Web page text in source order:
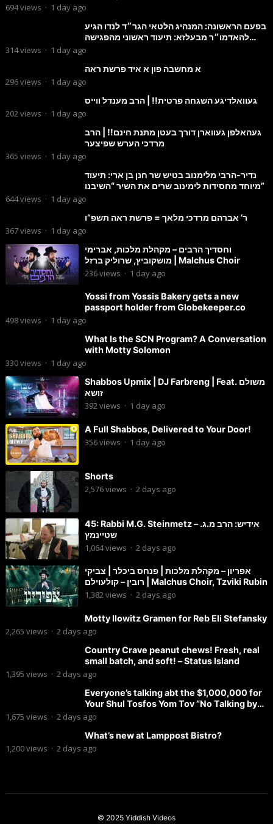
694views · 1 day ago
בפעם הראשונה: המנהיג הלטאי הגר״ד לנדו הגיע
להאדמו״ר מבעלזא: תיעוד ראשוני מהפגישה
הנדירה
314views · 1 day ago
א מחשבה פון א איד פרשת ראה
296views · 1 day ago
געוואלדיגע השגחה פרטית!! | הרב מענדל ווייס
202views · 1 day ago
געהאלפן געווארן דורך בעטן מתנת חינם!! | הרב
מרדכי הערש שפיצער
365 views · 1 day ago
נדיר-הרבי מלימנוב בטיש שר חנן בן ארי: תיעוד
מיוחד מחסידות לימינוב שרים את השיר “השיבנו”
644views · 1 day ago
ר’ אברהם מרדכי מלאך = פרשת ראה תשפ”ו
367views · 1 day ago
וחסדיך הרבים – מקהלת מלכות, אברימי
מושקוביץ, שרוליק ברזל | Malchus Choir
236views · 1 day ago
Yossi from Yossis Bakery gets a new
passport holder from Globekeeper.co
498views · 1 day ago
What Is the SCN Program? A Conversation
with Motty Solomon
330views · 1 day ago
Shabbos Upmix | DJ Farbreng | Feat. משולם
זושא
392views · 1 day ago
A Full Shabbos, Delivered to Your Door!
356views · 1 day ago
Shorts
2,576views · 2 days ago
45: Rabbi M.G. Steinmetz – אידיש: הרב מ.ג.
שטיינמץ
1,064views · 2 days ago
אפריון – מקהלת מלכות | פנחס ביכלר | צביקי
רובין – קולעוילם | Malchus Choir, Tzviki Rubin
1,382views · 2 days ago
Motty Ilowitz Gramen for Reb Eli Stefansky
2,265 views · 2 days ago
Country Crave peanut chews! Fresh, real
small batch, and soft! – Status Island
1,395 views · 2 days ago
Everyone’s talking abt the $1,000,000 for
Your Shul Tosfos Yom Tov “No Talking by
Davening” movement
1,675 views · 2 days ago
What’s new at Lamppost Bistro?
1,200views · 2 days ago
© 2025 Yiddish Videos